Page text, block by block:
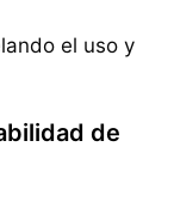
el uso y
de